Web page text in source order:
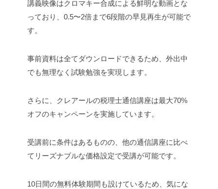
講義映像はクロマキー合成による鮮明な動画とな
っており、0.5〜2倍まで6段階の早見再生が可能で
す。
事前資料は全てダウンロードできるため、外出中
でも無理なく試験勉強を実現します。
さらに、クレアールの税理士通信講座は最大70%
オフのキャンペーンを実施しています。
受講前に条件はあるものの、他の通信講座に比べ
てリーズナブルな価格設定で受講が可能です。
10日間の無料体験期間も設けているため、気にな